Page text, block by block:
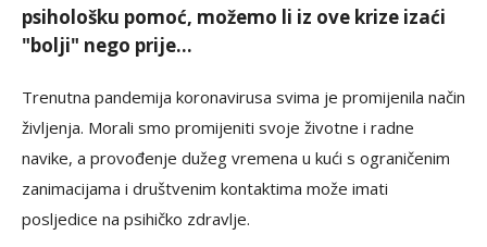
psihološku pomoć, možemo li iz ove krize izaći
"bolji" nego prije...
Trenutna pandemija koronavirusa svima je promijenila način
življenja. Morali smo promijeniti svoje životne i radne
navike, a provođenje dužeg vremena u kući s ograničenim
zanimacijama i društvenim kontaktima može imati
posljedice na psihičko zdravlje.